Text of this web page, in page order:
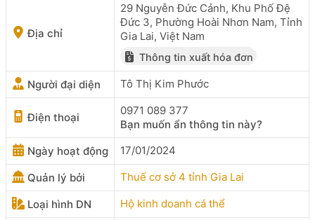
Địa chỉ
29 Nguyễn Đức Cảnh, Khu Phố Đệ
Đức 3, Phường Hoài Nhơn Nam, Tỉnh
Gia Lai, Việt Nam
Thông tin xuất hóa đơn
Người đại diện Tô Thị Kim Phước
Điện thoại
0971 089 377
Bạn muốn ẩn thông tin này?
Ngày hoạt động
17/01/2024
Quản lý bởi Thuế cơ sở 4 tỉnh Gia Lai
Loại hình DN Hộ kinh doanh cá thể